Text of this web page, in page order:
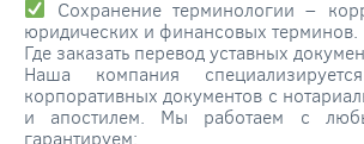
Сохранение терминологии –
юридических и финансовых терминов.
Где заказать перевод уставных
Наша компания
корпоративных документов с
и апостилем. Мы работаем с
гарантируем: